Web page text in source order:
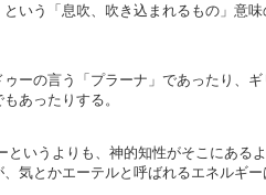
いう「息吹、吹き込まれるもの」意味
ーの言う「プラーナ」であったり、ギ
あったりする。
というよりも、神的知性がそこにある
気とかエーテルと呼ばれるエネルギ